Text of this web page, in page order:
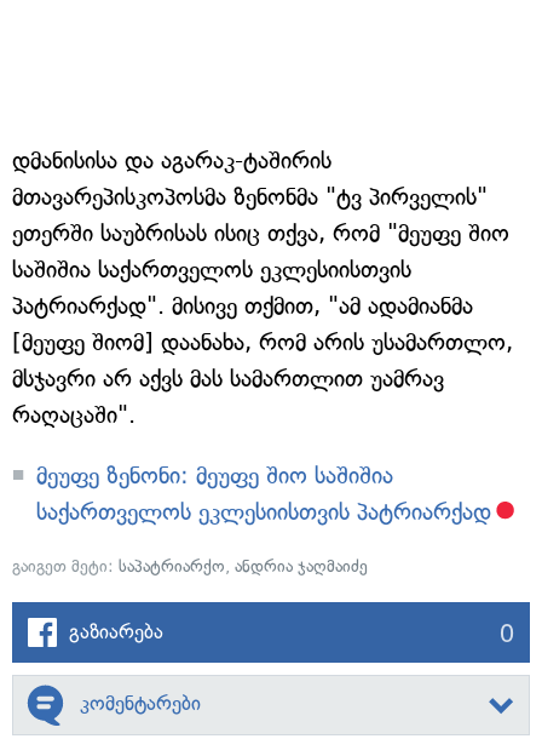
დმანისისა და აგარაკ-ტაშირის
მთავარეპისკოპოსმა ზენონმა "ტვ პირველის"
ეთერში საუბრისას ისიც თქვა, რომ "მეუფე შიო
საშიშია საქართველოს ეკლესიისთვის
პატრიარქად". მისივე თქმით, "ამ ადამიანმა
[მეუფე შიომ] დაანახა, რომ არის უსამართლო,
მსჯავრი არ აქვს მას სამართლით უამრავ
რაღაცაში".
მეუფე ზენონი: მეუფე შიო საშიშია
საქართველოს ეკლესიისთვის პატრიარქად
გაიგეთ მეტი: საპატრიარქო, ანდრია ჯაღმაიძე
გაზიარება 0
კომენტარები